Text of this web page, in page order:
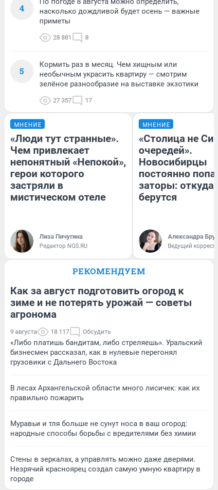
4
насколько дождливой будет осень — важные
приметы
28 881 8
5
Кормить раз в месяц. Чем хищным или
необычным украсить квартиру — смотрим
зелёное разнообразие на выставке экзотики
27 357 17
МНЕНИЕ
«Люди тут странные».
Чем привлекает
непонятный «Непокой»,
герои которого
застряли в
мистическом отеле
Лиза Пичугина
Редактор NGS.RU
МНЕНИЕ
«Столица не
очередей».
Новосибирцы
постоянно
заторы: откуда
берутся
Александра
Ведущий
РЕКОМЕНДУЕМ
Как за август подготовить огород к
зиме и не потерять урожай — советы
агронома
9 августа 18 117 Обсудить
«Либо платишь бандитам, либо стреляешь». Уральский
бизнесмен рассказал, как в нулевые перегонял
грузовики с Дальнего Востока
В лесах Архангельской области много лисичек: как их
правильно пожарить
Муравьи и тля больше не сунут носа в ваш огород:
народные способы борьбы с вредителями без химии
Стены в зеркалах, а управлять можно даже дверями.
Незрячий красноярец создал самую умную квартиру в
городе